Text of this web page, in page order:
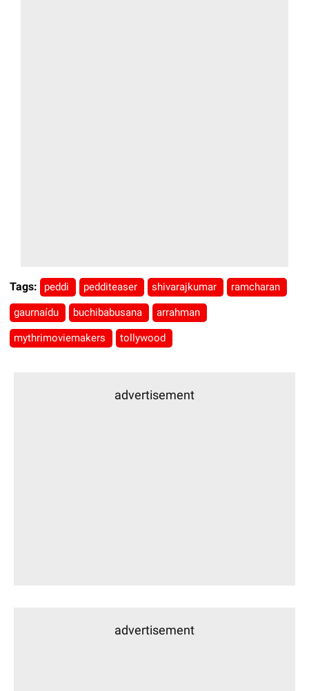
Tags: peddi pedditeaser shivarajkumar ramcharan
gaurnaídu buchibabusana arrahman
mythrimoviemakers tollywood
advertisement
advertisement